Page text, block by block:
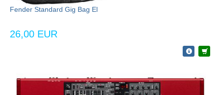
Fender Standard Gig Bag El
26,00 EUR